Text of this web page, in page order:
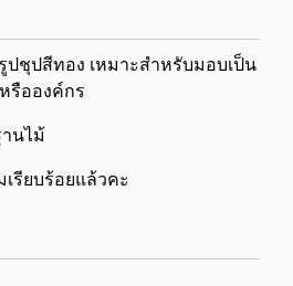
ชุปสีทอง เหมาะสำหรับมอบเป็น
รือองค์กร
นไม้
รียบร้อยแล้วคะ